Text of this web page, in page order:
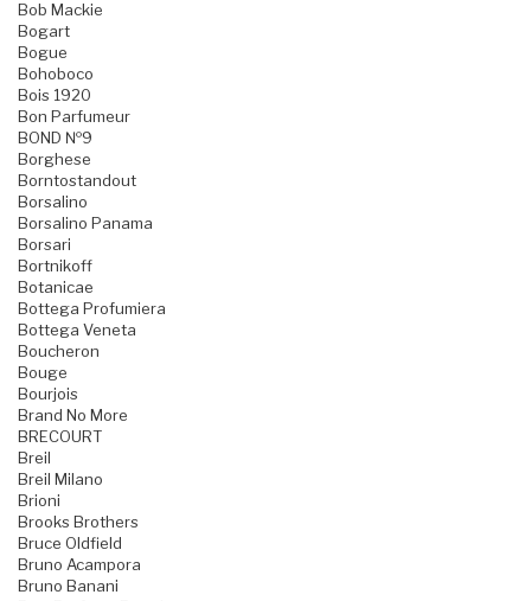
Bob Mackie
Bogart
Bogue
Bohoboco
Bois 1920
Bon Parfumeur
BOND №9
Borghese
Borntostandout
Borsalino
Borsalino Panama
Borsari
Bortnikoff
Botanicae
Bottega Profumiera
Bottega Veneta
Boucheron
Bouge
Bourjois
Brand No More
BRECOURT
Breil
Breil Milano
Brioni
Brooks Brothers
Bruce Oldfield
Bruno Acampora
Bruno Banani